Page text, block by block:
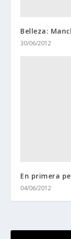
Belleza:
30/06/2012
En primera
04/06/2012